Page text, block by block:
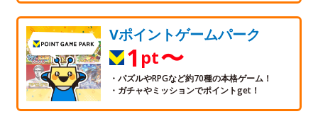
Vポイントゲームパーク
1 pt〜
・パズルやRPGなど約70種の本格ゲーム！
・ガチャやミッションでポイントget！